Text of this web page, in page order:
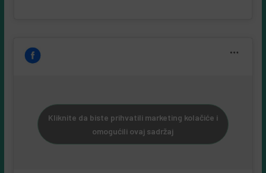
Kliknite da biste prihvatili marketing kolačiće i
omogućili ovaj sadržaj